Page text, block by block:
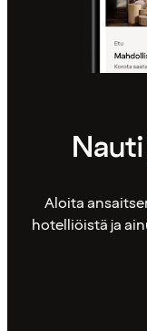
Aloita
hotelliöistä ja